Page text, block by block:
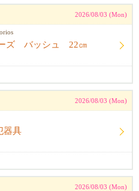
2026/08/03 (Mon)
ーズ バッシュ 22㎝
2026/08/03 (Mon)
器具
2026/08/03 (Mon)